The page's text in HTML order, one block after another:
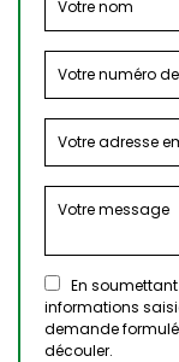
En
informations
demande
découler.